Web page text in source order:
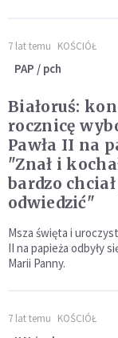
7 lat temu KOŚCIÓŁ
PAP / pch
Białoruś:
rocznicę
Pawła II na
"Znał i
bardzo
odwiedzić"
Msza święta i
II na papieża odbyły
Marii Panny.
7 lat temu KOŚCIÓŁ